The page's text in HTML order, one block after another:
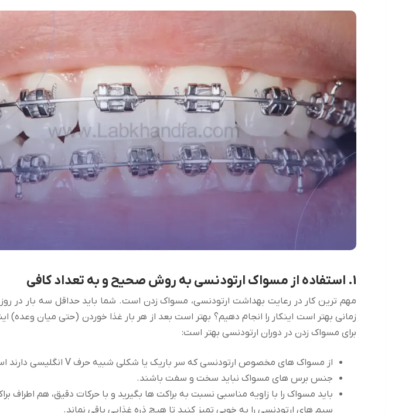
1. استفاده از مسواک ارتودنسی به روش صحیح و به تعداد کافی
مهم ترین کار در رعایت بهداشت ارتودنسی، مسواک زدن است. شما باید حداقل سه بار در
زمانی بهتر است اینکار را انجام دهیم؟ بهتر است بعد از هر بار غذا خوردن (حتی میان وعده)
برای مسواک زدن در دوران ارتودنسی بهتر است:
از مسواک های مخصوص ارتودنسی که سر باریک یا شکلی شبیه حرف V انگلیسی دارند استفاده کنید.
جنس برس های مسواک نباید سخت و سفت باشند.
باید مسواک را با زاویه مناسبی نسبت به براکت ها بگیرید و با حرکات دقیق، هم اطراف
سیم های ارتودنسی را به خوبی تمیز کنید تا هیچ ذره غذایی باقی نماند.